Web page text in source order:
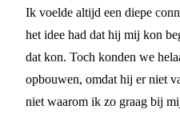
Ik voelde altijd een diepe
het idee had dat hij mij kon
dat kon. Toch konden we
opbouwen, omdat hij er niet
niet waarom ik zo graag bij